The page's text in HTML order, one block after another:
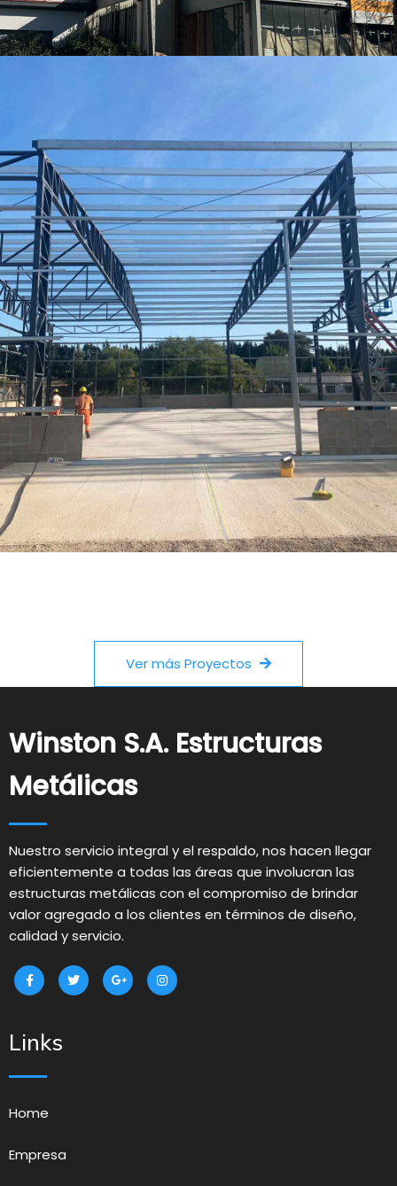
Ver más Proyectos
Winston S.A. Estructuras
Metálicas
Nuestro servicio integral y el respaldo, nos hacen llegar
eficientemente a todas las áreas que involucran las
estructuras metálicas con el compromiso de brindar
valor agregado a los clientes en términos de diseño,
calidad y servicio.
Links
Home
Empresa